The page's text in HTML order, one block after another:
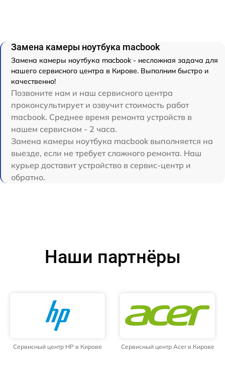
Замена камеры ноутбука macbook
Замена камеры ноутбука macbook - несложная задача для
нашего сервисного центра в Кирове. Выполним быстро и
качественно!
Позвоните нам и наш сервисного центра
проконсультирует и озвучит стоимость работ
macbook. Среднее время ремонта устройств в
нашем сервисном - 2 часа.
Замена камеры ноутбука macbook выполняется на
выезде, если не требует сложного ремонта. Наш
курьер доставит устройство в сервис-центр и
обратно.
Наши партнёры
Сервисный центр HP в Кирове Сервисный центр Acer в Кирове